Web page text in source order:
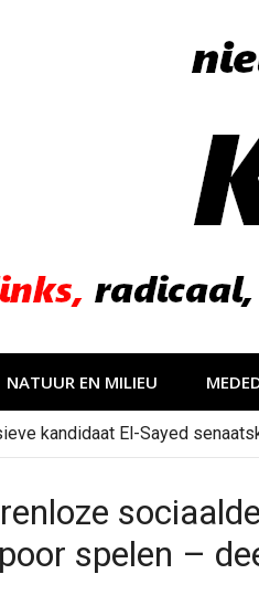
NATUUR EN MILIEU
kandidaat El-Sayed
spelen –